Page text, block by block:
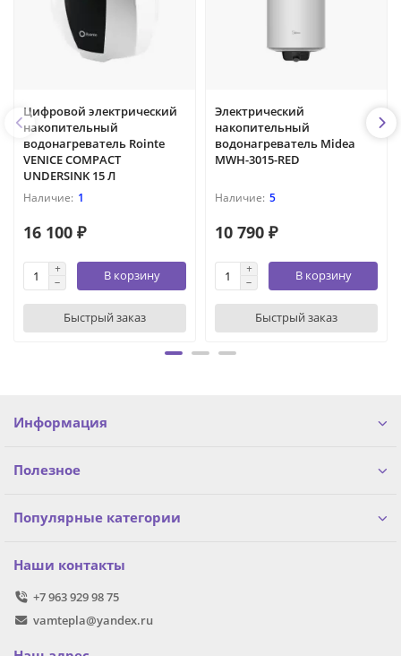
Цифровой электрический
накопительный
водонагреватель Rointe
VENICE COMPACT
UNDERSINK 15 Л
1
16 100 ₽
В корзину
Быстрый заказ
Электрический
накопительный
водонагреватель Midea
MWH-3015-RED
5
10 790 ₽
В корзину
Быстрый заказ
Информация
Полезное
Популярные категории
Наши контакты
+7 963 929 98 75
vamtepla@yandex.ru